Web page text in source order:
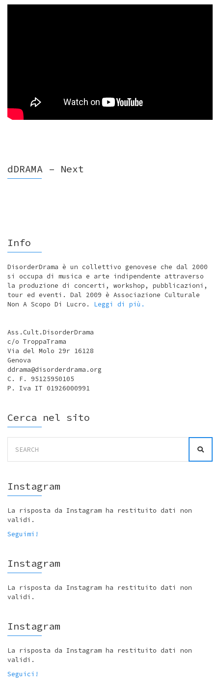
dDRAMA – Next
Info
DisorderDrama è un collettivo genovese che dal 2000
si occupa di musica e arte indipendente attraverso
la produzione di concerti, workshop, pubblicazioni,
tour ed eventi. Dal 2009 è Associazione Culturale
Non A Scopo Di Lucro. Leggi di più.
Ass.Cult.DisorderDrama
c/o TroppaTrama
Via del Molo 29r 16128
Genova
ddrama@disorderdrama.org
C. F. 95125950105
P. Iva IT 01926000991
Cerca nel sito
for:
Instagram
La risposta da Instagram ha restituito dati non
validi.
Seguimi!
Instagram
La risposta da Instagram ha restituito dati non
validi.
Instagram
La risposta da Instagram ha restituito dati non
validi.
Seguici!